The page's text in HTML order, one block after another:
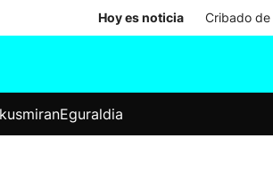
Hoy es noticia Cribado
Eguraldia